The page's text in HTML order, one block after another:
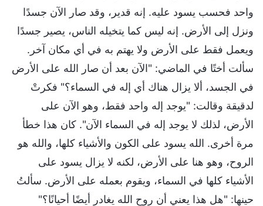
واحد فحسب يسود عليه. إنه قدير، وقد صار الآن جسدًا
ونزل إلى الأرض. إنه ليس كما يتخيله الناس، يصير جسدًا
ويعمل فقط على الأرض ولا يهتم به في أي مكان آخر.
سألت أختًا في الماضي: "الآن بعد أن صار الله على الأرض
في الجسد، ألا يزال هناك أي إله في السماء؟" فكرتْ
لدقيقة وقالت: "يوجد إله واحد فقط، وهو الآن على
الأرض، لذلك لا يوجد إله في السماء الآن". كان هذا خطأ
مرة أخرى. الله يسود على الكون والأشياء كلها، والله هو
الروح، وهو هنا على الأرض، لكنه لا يزال يسود على
الأشياء كلها في السماء، ويقوم بعمله على الأرض. سألتُ
حينها: "هل هذا يعني أن روح الله يغادر أيضًا أحيانًا؟"